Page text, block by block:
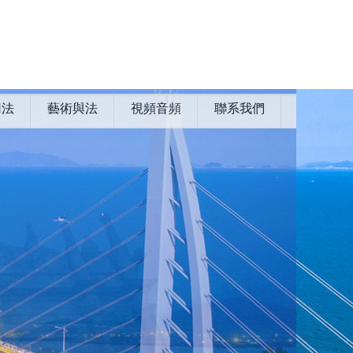
藝術與法 視頻音頻 聯系我們